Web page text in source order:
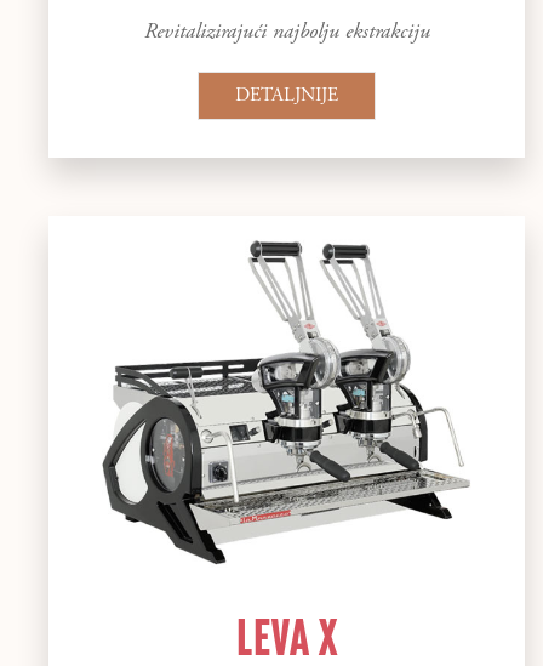
Revitalizirajući najbolju ekstrakciju
DETALJNIJE
LEVA X